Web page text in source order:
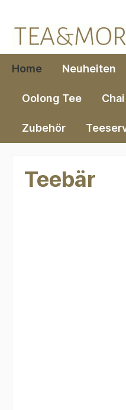
Home Neuheiten
Oolong Tee Chai
Zubehör
Teebär